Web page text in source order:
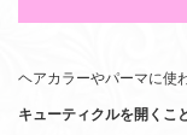
ヘアカラーやパーマに使
キューティクルを開くこ